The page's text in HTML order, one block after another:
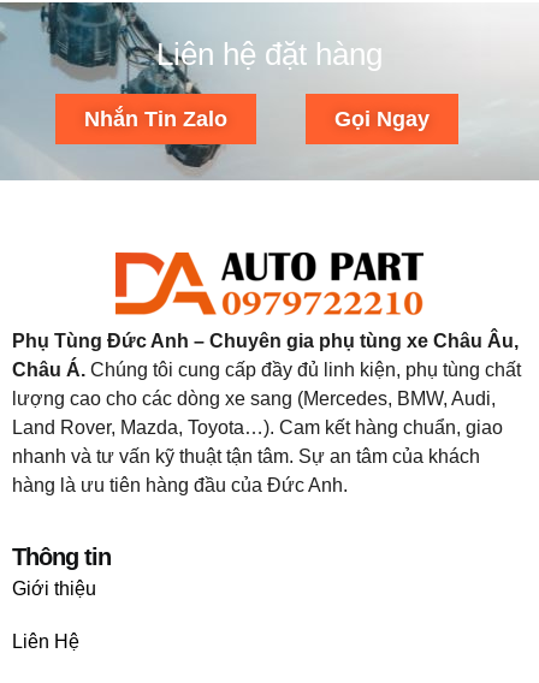
Liên hệ đặt hàng
Nhắn Tin Zalo Gọi Ngay
Phụ Tùng Đức Anh – Chuyên gia phụ tùng xe Châu Âu,
Châu Á. Chúng tôi cung cấp đầy đủ linh kiện, phụ tùng chất
lượng cao cho các dòng xe sang (Mercedes, BMW, Audi,
Land Rover, Mazda, Toyota…). Cam kết hàng chuẩn, giao
nhanh và tư vấn kỹ thuật tận tâm. Sự an tâm của khách
hàng là ưu tiên hàng đầu của Đức Anh.
Thông tin
Giới thiệu
Liên Hệ